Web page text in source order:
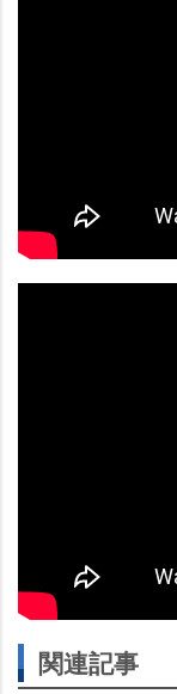
関連記事